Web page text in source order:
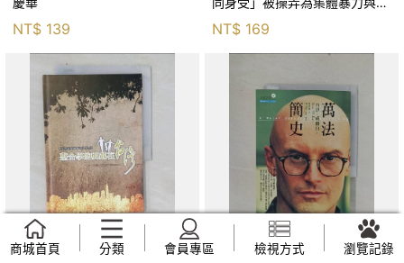
NT$ 139
感勒索，你必須學會收放同理
心！_池田清彥, IkedaKiyohiko,
譯者：
NT$ 169
商城首頁 分類 會員專區 檢視方式 瀏覽記錄